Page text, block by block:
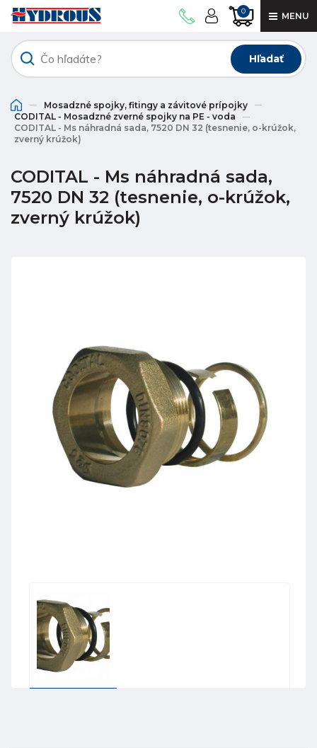
0 MENU
Hľadať
Mosadzné spojky, fitingy a závitové prípojky
CODITAL - Mosadzné zverné spojky na PE - voda
CODITAL - Ms náhradná sada, 7520 DN 32 (tesnenie, o-krúžok,
zverný krúžok)
CODITAL - Ms náhradná sada,
7520 DN 32 (tesnenie, o-krúžok,
zverný krúžok)